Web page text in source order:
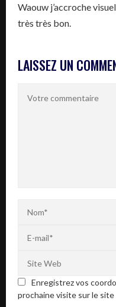
Waouw j’accroche
très très bon.
LAISSEZ UN
Enregistrez vos
prochaine visite sur le site